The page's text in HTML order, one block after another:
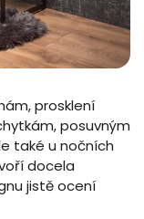
prosklení
posuvným
také u nočních
docela
jistě ocení